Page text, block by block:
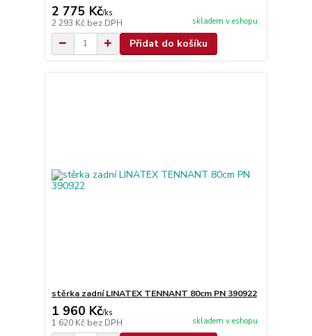
2 775 Kč/ks
2 293 Kč bez DPH skladem v eshopu
Přidat do košíku
stěrka zadní LINATEX TENNANT 80cm PN 390922
1 960 Kč/ks
1 620 Kč bez DPH skladem v eshopu